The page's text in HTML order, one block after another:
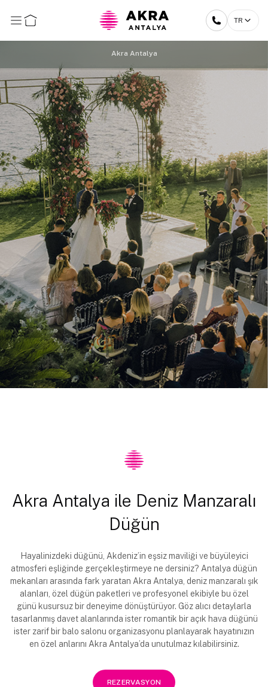
TR
Akra Antalya
Akra Antalya ile Deniz Manzaralı
Düğün
Hayalinizdeki düğünü, Akdeniz’in eşsiz maviliği ve büyüleyici
atmosferi eşliğinde gerçekleştirmeye ne dersiniz? Antalya düğün
mekanları arasında fark yaratan Akra Antalya, deniz manzaralı şık
alanları, özel düğün paketleri ve profesyonel ekibiyle bu özel
günü kusursuz bir deneyime dönüştürüyor. Göz alıcı detaylarla
tasarlanmış davet alanlarında ister romantik bir açık hava düğünü
ister zarif bir balo salonu organizasyonu planlayarak hayatınızın
en özel anlarını Akra Antalya’da unutulmaz kılabilirsiniz.
REZERVASYON